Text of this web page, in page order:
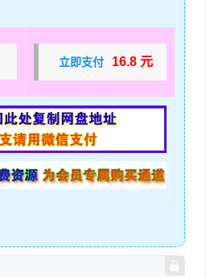
立即支付 16.8 元